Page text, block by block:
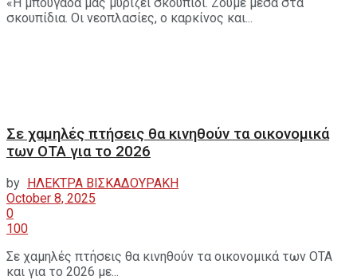
σκουπίδια. Οι νεοπλασίες, ο καρκίνος και...
Σε χαμηλές πτήσεις θα κινηθούν τα οικονομικά
των ΟΤΑ για το 2026
by ΗΛΕΚΤΡΑ ΒΙΣΚΑΔΟΥΡΑΚΗ
October 8, 2025
0
100
Σε χαμηλές πτήσεις θα κινηθούν τα οικονομικά των ΟΤΑ
και για το 2026 με...